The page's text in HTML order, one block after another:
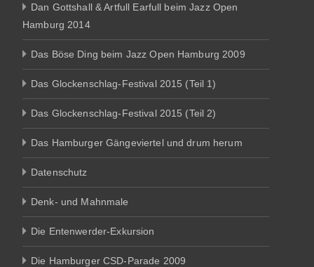
Dan Gottshall & Artfull Earfull beim Jazz Open
Hamburg 2014
Das Böse Ding beim Jazz Open Hamburg 2009
Das Glockenschlag-Festival 2015 (Teil 1)
Das Glockenschlag-Festival 2015 (Teil 2)
Das Hamburger Gängeviertel und drum herum
Datenschutz
Denk- und Mahnmale
Die Entenwerder-Exkursion
Die Hamburger CSD-Parade 2009